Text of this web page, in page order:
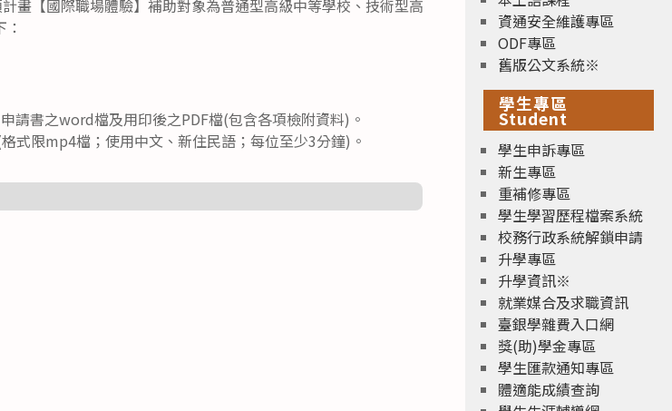
畫【國際職場體驗】補助對象為普通型高級中等學校、技術型高
請書之word檔及用印後之PDF檔(包含各項檢附資料)。
式限mp4檔；使用中文、新住民語；每位至少3分鐘)。
資通安全維護專區
ODF專區
舊版公文系統※
學生專區
Student
學生申訴專區
新生專區
重補修專區
學生學習歷程檔案系統
校務行政系統解鎖申請
升學專區
升學資訊※
就業媒合及求職資訊
臺銀學雜費入口網
獎(助)學金專區
學生匯款通知專區
體適能成績查詢